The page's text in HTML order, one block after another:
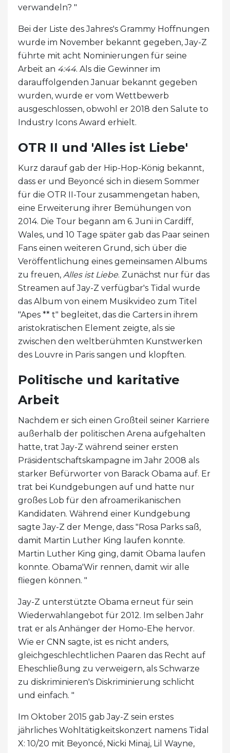
verwandeln? "
Bei der Liste des Jahres's Grammy Hoffnungen
wurde im November bekannt gegeben, Jay-Z
führte mit acht Nominierungen für seine
Arbeit an 4:44. Als die Gewinner im
darauffolgenden Januar bekannt gegeben
wurden, wurde er vom Wettbewerb
ausgeschlossen, obwohl er 2018 den Salute to
Industry Icons Award erhielt.
OTR II und 'Alles ist Liebe'
Kurz darauf gab der Hip-Hop-König bekannt,
dass er und Beyoncé sich in diesem Sommer
für die OTR II-Tour zusammengetan haben,
eine Erweiterung ihrer Bemühungen von
2014. Die Tour begann am 6. Juni in Cardiff,
Wales, und 10 Tage später gab das Paar seinen
Fans einen weiteren Grund, sich über die
Veröffentlichung eines gemeinsamen Albums
zu freuen, Alles ist Liebe. Zunächst nur für das
Streamen auf Jay-Z verfügbar's Tidal wurde
das Album von einem Musikvideo zum Titel
"Apes ** t" begleitet, das die Carters in ihrem
aristokratischen Element zeigte, als sie
zwischen den weltberühmten Kunstwerken
des Louvre in Paris sangen und klopften.
Politische und karitative
Arbeit
Nachdem er sich einen Großteil seiner Karriere
außerhalb der politischen Arena aufgehalten
hatte, trat Jay-Z während seiner ersten
Präsidentschaftskampagne im Jahr 2008 als
starker Befürworter von Barack Obama auf. Er
trat bei Kundgebungen auf und hatte nur
großes Lob für den afroamerikanischen
Kandidaten. Während einer Kundgebung
sagte Jay-Z der Menge, dass "Rosa Parks saß,
damit Martin Luther King laufen konnte.
Martin Luther King ging, damit Obama laufen
konnte. Obama'Wir rennen, damit wir alle
fliegen können. "
Jay-Z unterstützte Obama erneut für sein
Wiederwahlangebot für 2012. Im selben Jahr
trat er als Anhänger der Homo-Ehe hervor.
Wie er CNN sagte, ist es nicht anders,
gleichgeschlechtlichen Paaren das Recht auf
Eheschließung zu verweigern, als Schwarze
zu diskriminieren's Diskriminierung schlicht
und einfach. "
Im Oktober 2015 gab Jay-Z sein erstes
jährliches Wohltätigkeitskonzert namens Tidal
X: 10/20 mit Beyoncé, Nicki Minaj, Lil Wayne,